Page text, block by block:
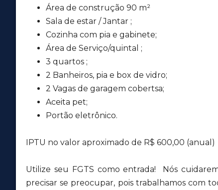
Área de construção 90 m²
Sala de estar / Jantar ;
Cozinha com pia e gabinete;
Área de Serviço/quintal ;
3 quartos ;
2 Banheiros, pia e box de vidro;
2 Vagas de garagem cobertsa;
Aceita pet;
Portão eletrônico.
IPTU no valor aproximado de R$ 600,00 (anual)
Utilize seu FGTS como entrada! Nós
precisar se preocupar, pois trabalhamos com